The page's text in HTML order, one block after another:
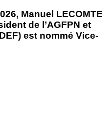
Manuel LECOMTE
de l’AGFPN et
est nommé Vice-